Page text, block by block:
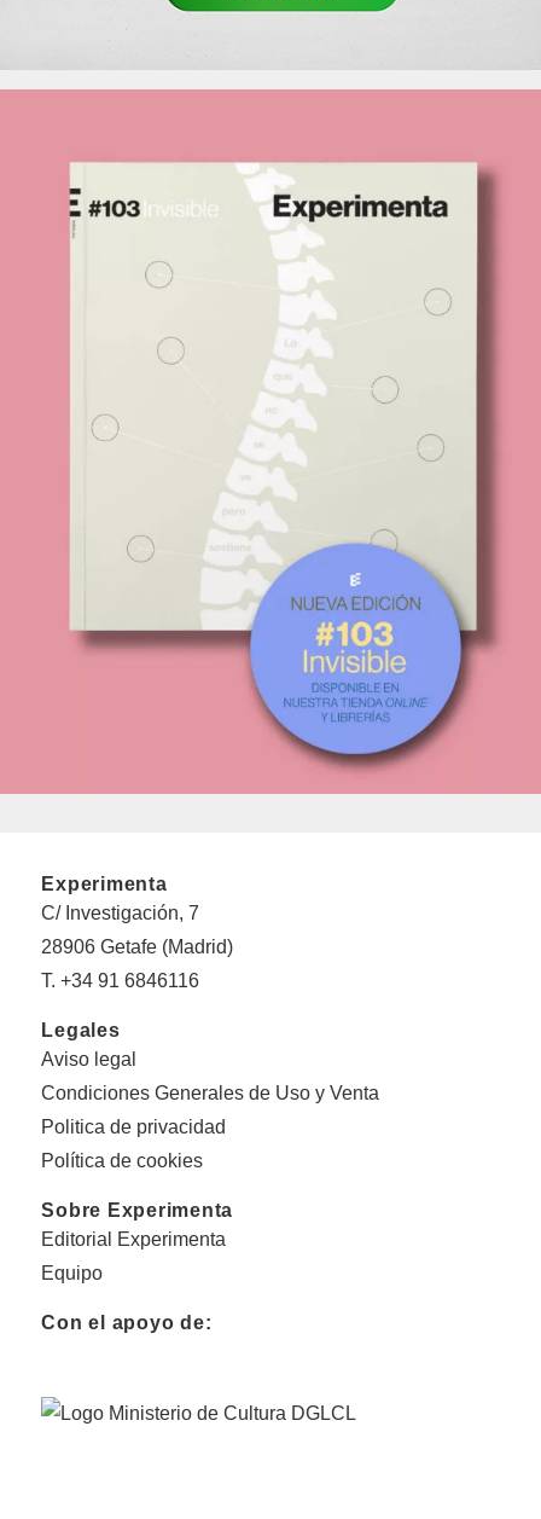
Experimenta
C/ Investigación, 7
28906 Getafe (Madrid)
T. +34 91 6846116
Legales
Aviso legal
Condiciones Generales de Uso y Venta
Politica de privacidad
Política de cookies
Sobre Experimenta
Editorial Experimenta
Equipo
Con el apoyo de: